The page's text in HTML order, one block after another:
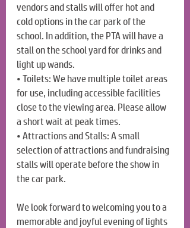
vendors and stalls will offer hot and
cold options in the car park of the
school. In addition, the PTA will have a
stall on the school yard for drinks and
light up wands.
• Toilets: We have multiple toilet areas
for use, including accessible facilities
close to the viewing area. Please allow
a short wait at peak times.
• Attractions and Stalls: A small
selection of attractions and fundraising
stalls will operate before the show in
the car park.
We look forward to welcoming you to a
memorable and joyful evening of lights